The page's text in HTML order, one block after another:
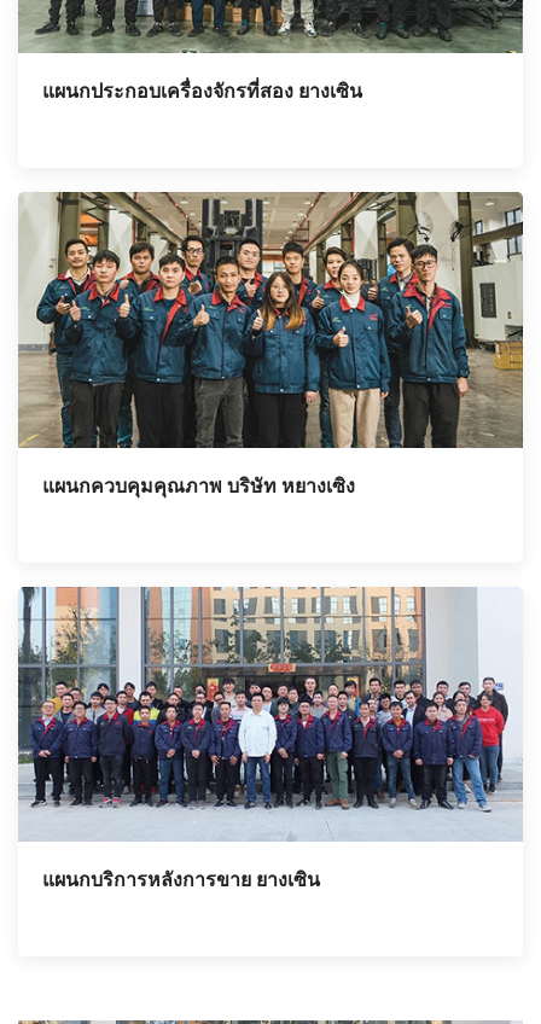
แผนกประกอบเครื่องจักรที่สอง ยางเซิน
แผนกควบคุมคุณภาพ บริษัท หยางเซิง
แผนกบริการหลังการขาย ยางเซิน